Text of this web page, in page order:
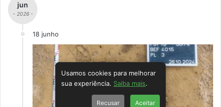
jun
- 2026 -
18 junho
Usamos cookies para melhorar
sua experiência. Saiba mais.
Recusar Aceitar